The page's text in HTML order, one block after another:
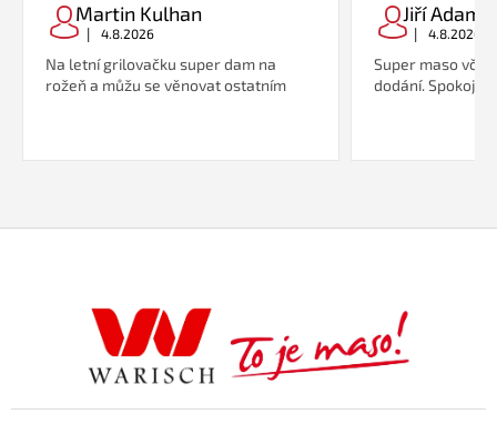
Martin Kulhan
| 4.8.2026
Na letní grilovačku super dam na
rožeň a můžu se věnovat ostatním
Jiří
| 4.8.2026
Super maso
dodání.